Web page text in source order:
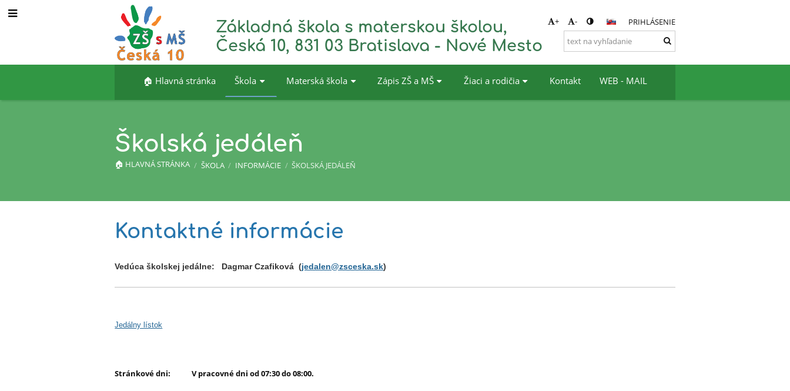
Základná škola s materskou školou,
Česká 10, 831 03 Bratislava - Nové Mesto
+ - PRIHLÁSENIE
🏠︎ Hlavná stránka Škola Materská škola Zápis ZŠ a MŠ Žiaci a rodičia Kontakt WEB - MAIL
Školská jedáleň
🏠︎ HLAVNÁ STRÁNKA / ŠKOLA / INFORMÁCIE / ŠKOLSKÁ JEDÁLEŇ
Školská
jedáleň
Kontaktné informácie
Vedúca školskej jedálne: Dagmar Czafiková (jedalen@zsceska.sk)
Jedálny lístok
Stránkové dni: V pracovné dniod 07:30 do 08:00.